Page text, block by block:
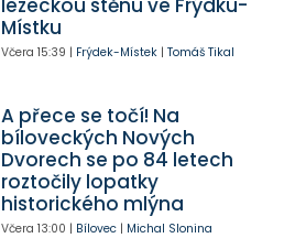
lezeckou stěnu ve Frýdku-
Místku
Včera 15:39 | Frýdek-Místek| Tomáš Tikal
A přece se točí! Na
bíloveckých Nových
Dvorech se po 84 letech
roztočily lopatky
historického mlýna
Včera 13:00 | Bílovec| Michal Slonina